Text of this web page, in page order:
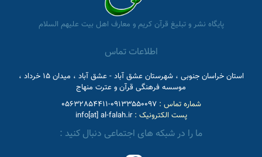
پایگاه نشر و تبلیغ قرآن کریم و معارف اهل بیت علیهم السلام
اطلاعات تماس
استان خراسان جنوبی ، شهرستان عشق آباد - عشق آباد ، میدان 15 خرداد ،
موسسه فرهنگی قرآن و عترت منهاج
شماره تماس :09133550097-05632854411
پست الکترونیک :info[at] al-falah.ir
ما را در شبکه های اجتماعی دنبال کنید :